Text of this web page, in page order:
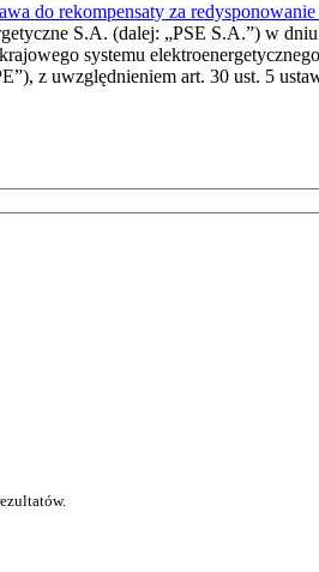
do rekompensaty za
S.A. (dalej: „PSE S.A.”) w
systemu
z uwzględnieniem art. 30 ust. 5